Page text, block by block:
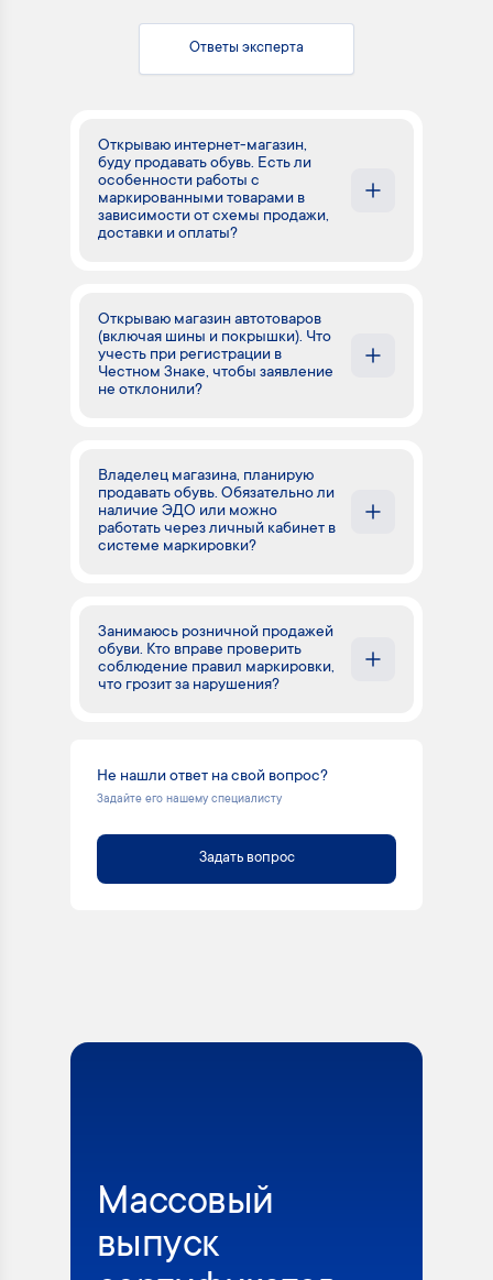
Ответы эксперта
Открываю интернет-магазин,
буду продавать обувь. Есть ли
особенности работы с
маркированными товарами в
зависимости от схемы продажи,
доставки и оплаты?
Открываю магазин автотоваров
(включая шины и покрышки). Что
учесть при регистрации в
Честном Знаке, чтобы заявление
не отклонили?
Владелец магазина, планирую
продавать обувь. Обязательно ли
наличие ЭДО или можно
работать через личный кабинет в
системе маркировки?
Занимаюсь розничной продажей
обуви. Кто вправе проверить
соблюдение правил маркировки,
что грозит за нарушения?
Не нашли ответ на свой вопрос?
Задайте его нашему специалисту
Задать вопрос
Массовый
выпуск